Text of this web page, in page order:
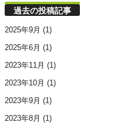
過去の投稿記事
2025年9月 (1)
2025年6月 (1)
2023年11月 (1)
2023年10月 (1)
2023年9月 (1)
2023年8月 (1)